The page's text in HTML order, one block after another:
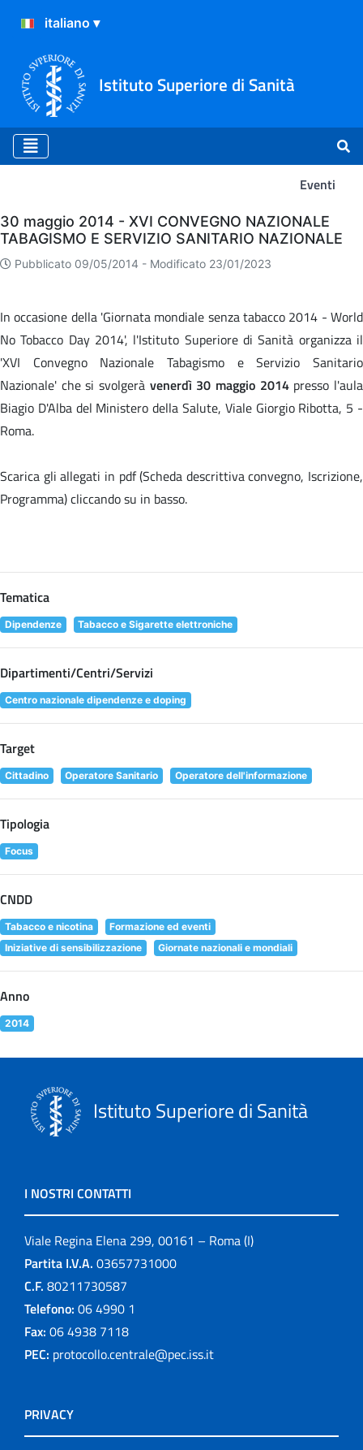
Istituto Superiore di Sanità
Eventi
Eventi
30 maggio 2014 - XVI CONVEGNO NAZIONALE
TABAGISMO E SERVIZIO SANITARIO NAZIONALE
Pubblicato 09/05/2014 - Modificato 23/01/2023
In occasione della 'Giornata mondiale senza tabacco 2014 - World
No Tobacco Day 2014', l'Istituto Superiore di Sanità organizza il
'XVI Convegno Nazionale Tabagismo e Servizio Sanitario
Nazionale' che si svolgerà venerdì 30 maggio 2014presso l'aula
Biagio D'Alba del Ministero della Salute, Viale Giorgio Ribotta, 5 -
Roma.
Scarica gli allegati in pdf (Scheda descrittiva convegno, Iscrizione,
Programma) cliccando su in basso.
Tematica
Dipendenze Tabacco e Sigarette elettroniche
Dipartimenti/Centri/Servizi
Centro nazionale dipendenze e doping
Target
Cittadino Operatore Sanitario Operatore dell'informazione
Tipologia
Focus
CNDD
Tabacco e nicotina
Formazione ed eventi
Iniziative di sensibilizzazione
Giornate nazionali e mondiali
Anno
2014
Istituto Superiore di Sanità
I NOSTRI CONTATTI
Viale Regina Elena 299, 00161 – Roma (I)
Partita I.V.A. 03657731000
C.F. 80211730587
Telefono: 06 4990 1
Fax: 06 4938 7118
PEC: protocollo.centrale@pec.iss.it
PRIVACY